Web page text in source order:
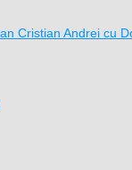
Cristian Andrei cu